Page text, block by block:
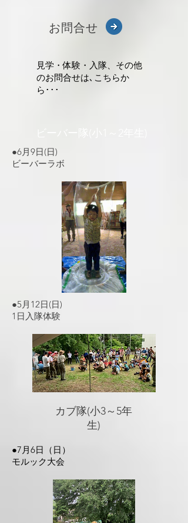
​お問合せ
​見学・体験・入隊、その他
のお問合せは､こちらか
ら･･･
●6月9日(日)
ビーバーラボ
●5月12日(日)
1日入隊体験​
​カブ隊(小3～5年
生)
​●7月6日（日）
​モルック大会